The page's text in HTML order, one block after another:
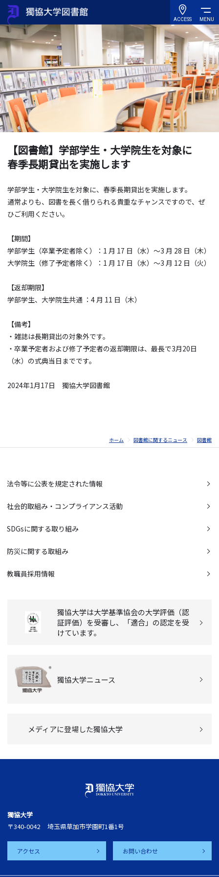
ACCESS MENU
【図書館】学部学生・大学院生を対象に
春季長期貸出を実施します
学部学生・大学院生を対象に、春季長期貸出を実施します。
通常よりも、図書を長く借りられる貴重なチャンスですので、ぜ
ひご利用ください。
【期間】
学部学生（卒業予定者除く）：1 月 17 日（水）～3 月 28 日（木）
大学院生（修了予定者除く）：1 月 17 日（水）～3 月 12 日（火）
【返却期限】
学部学生、大学院生共通 ：4 月 11 日（木）
【備考】
・雑誌は長期貸出の対象外です。
・卒業予定者および修了予定者の返却期限は、最長で3月20日
（水）の式典当日までです。
2024年1月17日 獨協大学図書館
ホーム 図書館に関するニュース 図書館
法令等に公表を規定された情報
社会的取組み・コンプライアンス活動
SDGsに関する取り組み
防災に関する取組み
教職員採用情報
獨協大学は大学基準協会の大学評価（認
証評価）を受審し、「適合」の認定を受
けています。
獨協大学ニュース
メディアに登場した獨協大学
獨協大学
〒340-0042
埼玉県草加市学園町1番1号
アクセス お問い合わせ